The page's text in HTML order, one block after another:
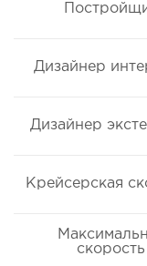
Дизайнер
Дизайнер
Крейсерская
скорость